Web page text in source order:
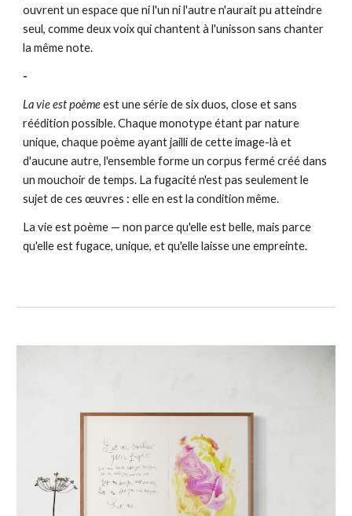
ouvrent un espace que ni l'un ni l'autre n'aurait pu atteindre
seul,comme deux voix qui chantent à l'unisson sans chanter
la même note.
-
La vie est poèmeest une série de six duos, close et sans
réédition possible. Chaque monotype étant par nature
unique, chaque poème ayant jailli de cette image-là et
d'aucune autre, l'ensemble forme un corpus fermé créé dans
un mouchoir de temps. La fugacité n'est pas seulement le
sujet de ces œuvres : elle en est la condition même.
La vie est poème — non parce qu'elle est belle, mais parce
qu'elle est fugace, unique, et qu'elle laisse une empreinte.